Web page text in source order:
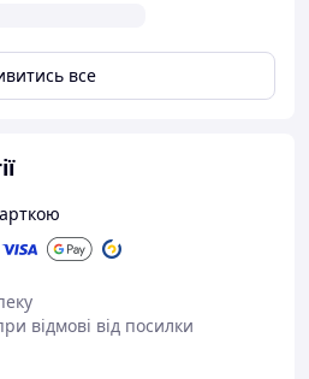
все
відмові від посилки